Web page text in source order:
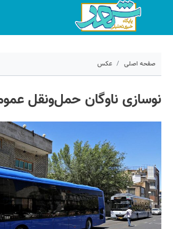
صفحه اصلی عکس
کد مطلب:
نوسازی ناوگان حمل‌ونقل